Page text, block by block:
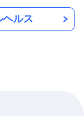
ヘルス